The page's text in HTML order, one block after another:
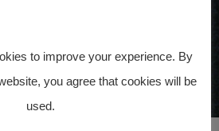
to improve your experience. By
you agree that cookies will be
used.